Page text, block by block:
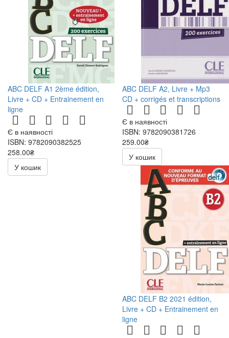
ABC DELF A1 2ème édition,
Livre + CD + Entrainement en
ligne
Є в наявності
ISBN: 9782090382525
258.00₴
516.00₴
У кошик
ABC DELF A2, Livre + Mp3
CD + corrigés et transcriptions
Є в наявності
ISBN: 9782090381726
259.00₴
518.00₴
У кошик
ABC DELF B2 2021 édition,
Livre + CD + Entrainement en
ligne